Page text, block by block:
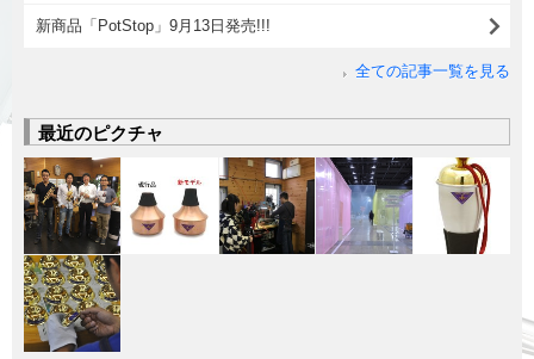
新商品「PotStop」9月13日発売!!!
全ての記事一覧を見る
最近のピクチャ